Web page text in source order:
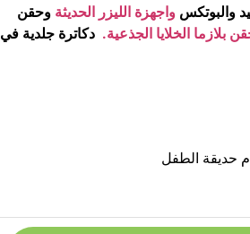
والبوتكس واجهزة الليزر الحديثة وحقن
بلازما الخلايا الجذعية. دكاترة جلدية في
حديقة الطفل